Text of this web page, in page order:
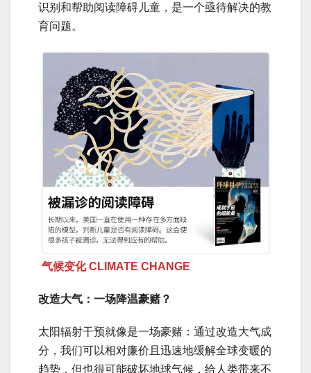
识别和帮助阅读障碍儿童，是一个亟待解决的教
育问题。
气候变化 CLIMATE CHANGE
改造大气：一场降温豪赌？
太阳辐射干预就像是一场豪赌：通过改造大气成
分，我们可以相对廉价且迅速地缓解全球变暖的
趋势，但也很可能破坏地球气候，给人类带来不